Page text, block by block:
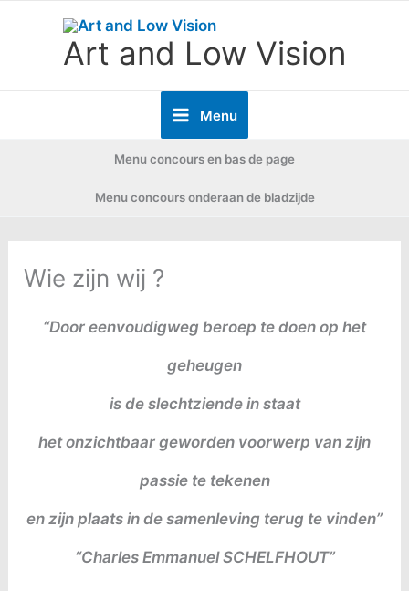
Art and Low Vision
Menu
Menu concours en bas de page
Menu concours onderaan de bladzijde
Wie zijn wij ?
“Door eenvoudigweg beroep te doen op het
geheugen
is de slechtziende in staat
het onzichtbaar geworden voorwerp van zijn
passie te tekenen
en zijn plaats in de samenleving terug te vinden”
“Charles Emmanuel SCHELFHOUT”